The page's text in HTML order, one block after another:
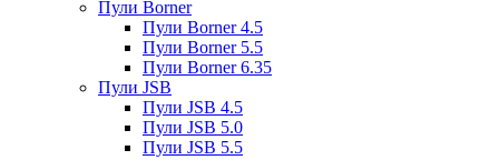
Пули Borner
Пули Borner 4.5
Пули Borner 5.5
Пули Borner 6.35
Пули JSB
Пули JSB 4.5
Пули JSB 5.0
Пули JSB 5.5